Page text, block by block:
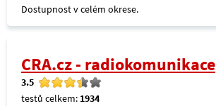
Dostupnost v celém okrese.
CRA.cz - radiokomunikace
3.5
testů celkem: 1934